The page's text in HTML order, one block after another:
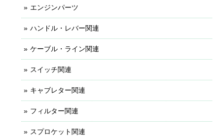
エンジンパーツ
ハンドル・レバー関連
ケーブル・ライン関連
スイッチ関連
キャブレター関連
フィルター関連
スプロケット関連